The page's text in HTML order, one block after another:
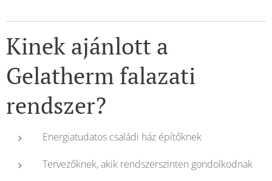
Kinek ajánlott a
Gelatherm falazati
rendszer?
Energiatudatos családi ház építőknek
Tervezőknek, akik rendszerszinten gondolkodnak